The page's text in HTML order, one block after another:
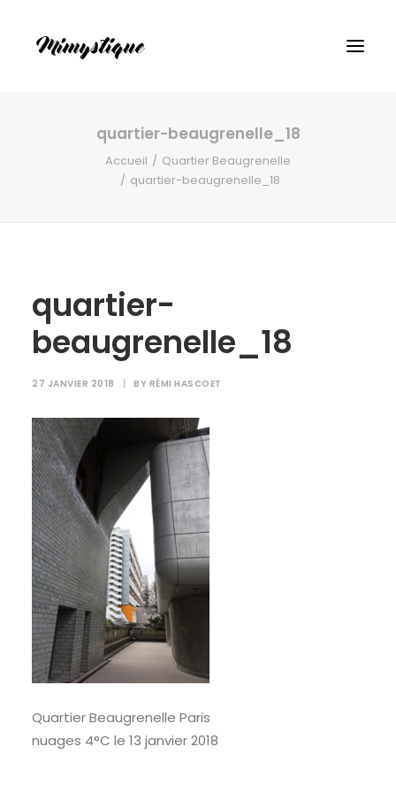
RECHERCHE
quartier-beaugrenelle_18
Accueil
Quartier Beaugrenelle
quartier-beaugrenelle_18
quartier-
beaugrenelle_18
27 JANVIER 2018 | BY RÉMI HASCOET
Quartier Beaugrenelle Paris
nuages 4°C le 13 janvier 2018